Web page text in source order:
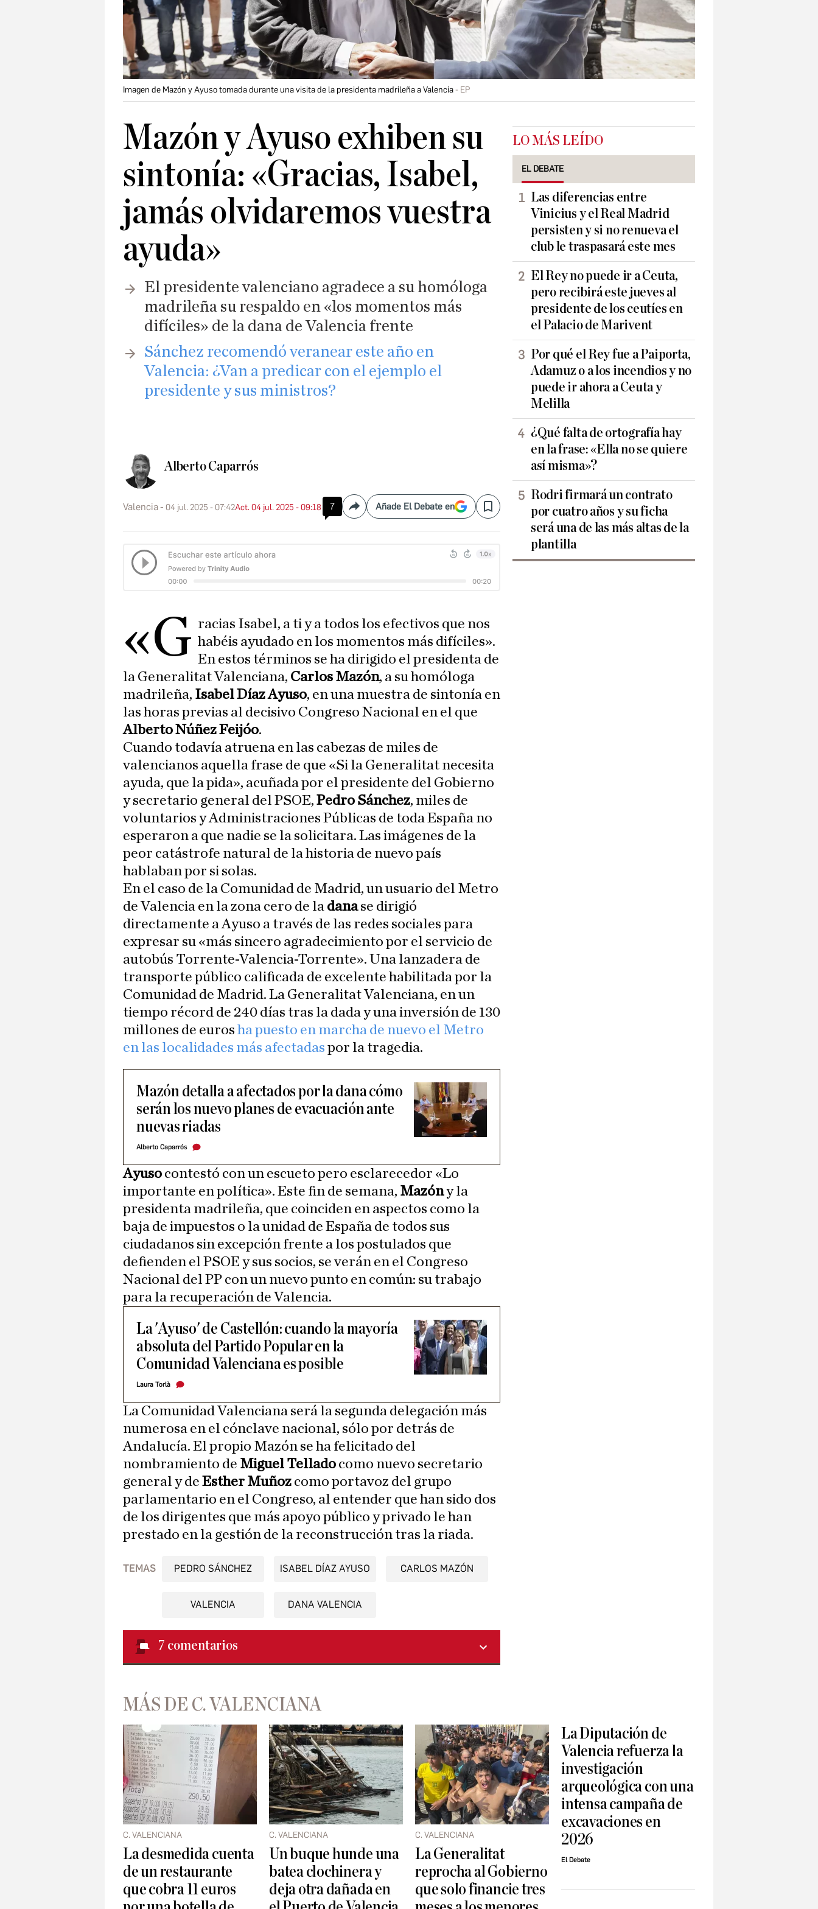
Imagen de Mazón y Ayuso tomada durante una visita de la presidenta madrileña a Valencia EP
Mazón y Ayuso exhiben su
sintonía: «Gracias, Isabel,
jamás olvidaremos vuestra
ayuda»
El presidente valenciano agradece a su homóloga
madrileña su respaldo en «los momentos más
difíciles» de la dana de Valencia frente
Sánchez recomendó veranear este año en
Valencia: ¿Van a predicar con el ejemplo el
presidente y sus ministros?
Alberto Caparrós
Valencia 04 jul. 2025 - 07:42Act. 04 jul. 2025 - 09:18 7 CompartirAñade El Debate en Save
«G racias Isabel, a ti y a todos los efectivos que nos
habéis ayudado en los momentos más difíciles».
En estos términos se ha dirigido el presidenta de
la Generalitat Valenciana, Carlos Mazón, a su homóloga
madrileña, Isabel Díaz Ayuso, en una muestra de sintonía en
las horas previas al decisivo Congreso Nacional en el que
Alberto Núñez Feijóo.
Cuando todavía atruena en las cabezas de miles de
valencianos aquella frase de que «Si la Generalitat necesita
ayuda, que la pida», acuñada por el presidente del Gobierno
y secretario general del PSOE, Pedro Sánchez, miles de
voluntarios y Administraciones Públicas de toda España no
esperaron a que nadie se la solicitara. Las imágenes de la
peor catástrofe natural de la historia de nuevo país
hablaban por si solas.
En el caso de la Comunidad de Madrid, un usuario del Metro
de Valencia en la zona cero de la danase dirigió
directamente a Ayuso a través de las redes sociales para
expresar su «más sincero agradecimiento por el servicio de
autobús Torrente-Valencia-Torrente». Una lanzadera de
transporte público calificada de excelente habilitada por la
Comunidad de Madrid. La Generalitat Valenciana, en un
tiempo récord de 240 días tras la dada y una inversión de 130
millones de euros ha puesto en marcha de nuevo el Metro
en las localidades más afectadas por la tragedia.
Mazón detalla a afectados por la dana cómo
serán los nuevo planes de evacuación ante
nuevas riadas
Alberto Caparrós
Ayuso contestó con un escueto pero esclarecedor «Lo
importante en política». Este fin de semana, Mazóny la
presidenta madrileña, que coinciden en aspectos como la
baja de impuestos o la unidad de España de todos sus
ciudadanos sin excepción frente a los postulados que
defienden el PSOE y sus socios, se verán en el Congreso
Nacional del PP con un nuevo punto en común: su trabajo
para la recuperación de Valencia.
La 'Ayuso' de Castellón: cuando la mayoría
absoluta del Partido Popular en la
Comunidad Valenciana es posible
Laura Torlà
La Comunidad Valenciana será la segunda delegación más
numerosa en el cónclave nacional, sólo por detrás de
Andalucía. El propio Mazón se ha felicitado del
nombramiento de Miguel Tellado como nuevo secretario
general y de Esther Muñoz como portavoz del grupo
parlamentario en el Congreso, al entender que han sido dos
de los dirigentes que más apoyo público y privado le han
prestado en la gestión de la reconstrucción tras la riada.
TEMAS PEDRO SÁNCHEZ ISABEL DÍAZ AYUSO CARLOS MAZÓN
VALENCIA DANA VALENCIA
7 comentarios
LO MÁS LEÍDO
EL DEBATE
Las diferencias entre
Vinicius y el Real Madrid
persisten y si no renueva el
club le traspasará este mes
El Rey no puede ir a Ceuta,
pero recibirá este jueves al
presidente de los ceutíes en
el Palacio de Marivent
Por qué el Rey fue a Paiporta,
Adamuz o a los incendios y no
puede ir ahora a Ceuta y
Melilla
¿Qué falta de ortografía hay
en la frase: «Ella no se quiere
así misma»?
Rodri firmará un contrato
por cuatro años y su ficha
será una de las más altas de la
plantilla
MÁS DE C. VALENCIANA
C. VALENCIANA
La desmedida cuenta
de un restaurante
que cobra 11 euros
C. VALENCIANA
Un buque hunde una
batea clochinera y
deja otra dañada en
C. VALENCIANA
La Generalitat
reprocha al Gobierno
que solo financie tres
La Diputación de
Valencia refuerza la
investigación
arqueológica con una
intensa campaña de
excavaciones en
2026
El Debate